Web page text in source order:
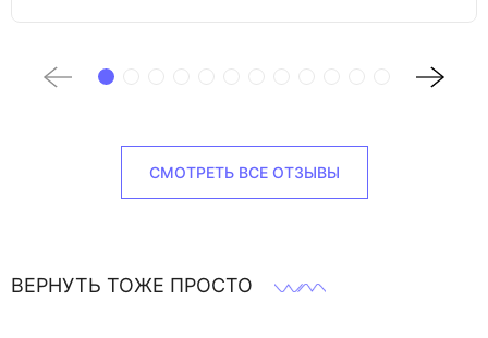
СМОТРЕТЬ ВСЕ ОТЗЫВЫ
ВЕРНУТЬ ТОЖЕ ПРОСТО